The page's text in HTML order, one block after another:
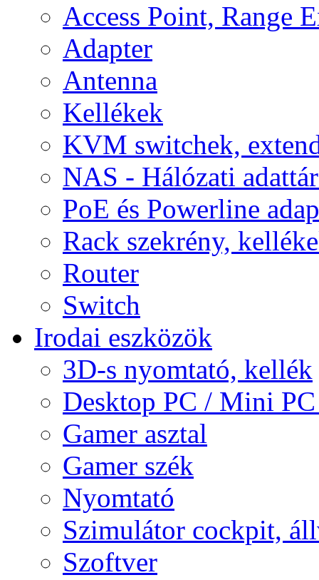
Access Point, Range
Adapter
Antenna
Kellékek
KVM switchek,
NAS - Hálózati
PoE és Powerline
Rack szekrény,
Router
Switch
Irodai eszközök
3D-s nyomtató, kellék
Desktop PC / Mini
Gamer asztal
Gamer szék
Nyomtató
Szimulátor cockpit,
Szoftver